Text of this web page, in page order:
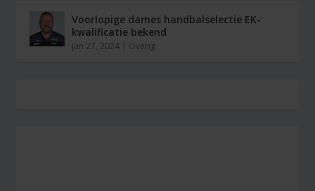
Voorlopige dames handbalselectie EK-
kwalificatie bekend
jan 27, 2024 | Overig